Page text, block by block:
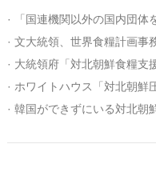
· 「国連機関以外の国内団体